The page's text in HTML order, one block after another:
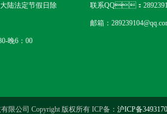
大陆法定节假日除
晚6：00
联系QQ：
邮箱：
公司 Copyright 版权所有 ICP备： 沪ICP备